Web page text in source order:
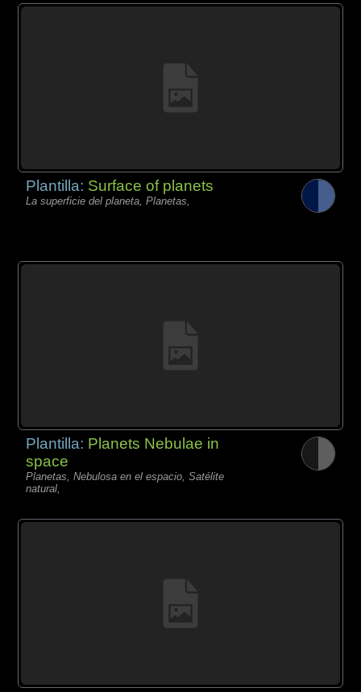
Plantilla: Surface of planets
La superficie del planeta, Planetas,
Plantilla: Planets Nebulae in
space
Planetas, Nebulosa en el espacio, Satélite
natural,